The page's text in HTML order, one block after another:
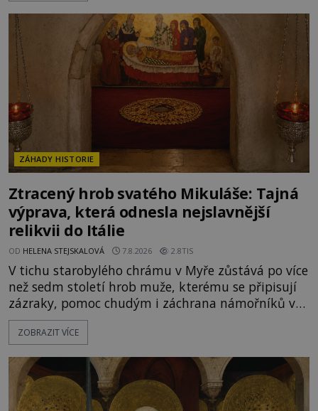
legendami o něm ukrývat nějaký pravdivý základ?
V blízkosti Mysu Greco, jak se přez
ZÁHADY HISTORIE
Ztracený hrob svatého Mikuláše: Tajná
výprava, která odnesla nejslavnější
relikvii do Itálie
OD HELENA STEJSKALOVÁ 7.8.2026 2.8TIS
V tichu starobylého chrámu v Myře zůstává po více
než sedm století hrob muže, kterému se připisují
zázraky, pomoc chudým i záchrana námořníků v
bouřích. Pak ale přichází rok 1087 a klidné místo
se mění v dějiště podivné noční výpravy. Skupina
Mikuláše a odváží jeho ostatky přes moře do Bari.
Je to zbožná záchrana před nebezpečím, nebo
promyšlená krádež,
ZOBRAZIT VÍCE